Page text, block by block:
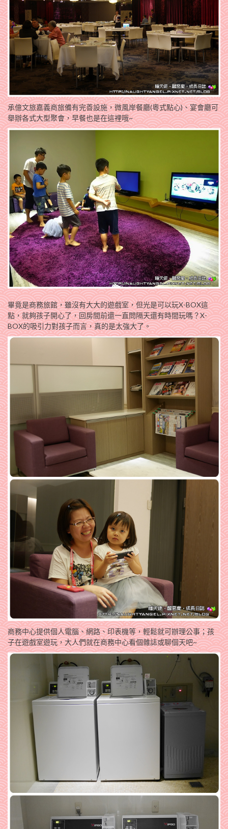
承億文旅嘉義商旅備有完善設施，微風岸餐廳(粵式點心)、宴會廳可
舉辦各式大型聚會，早餐也是在這裡哦~
畢竟是商務旅館，雖沒有大大的遊戲室，但光是可以玩X-BOX這
點，就夠孩子開心了，回房間前還一直問隔天還有時間玩嗎？X-
BOX的吸引力對孩子而言，真的是太強大了。
商務中心提供個人電腦、網路、印表機等，輕鬆就可辦理公事；孩
子在遊戲室遊玩，大人們就在商務中心看個雜誌或聊個天吧~